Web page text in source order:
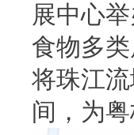
展中心
食物多
将珠江
间，为